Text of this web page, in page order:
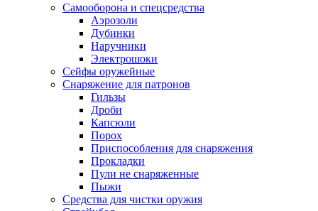
Самооборона и спецсредства
Аэрозоли
Дубинки
Наручники
Электрошоки
Сейфы оружейные
Снаряжение для патронов
Гильзы
Дроби
Капсюли
Порох
Приспособления для снаряжения
Прокладки
Пули не снаряженные
Пыжи
Средства для чистки оружия